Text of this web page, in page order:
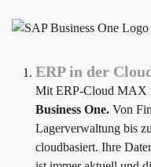
ERP in der
Mit ERP-Cloud MAX
Business One. Von
Lagerverwaltung bis
cloudbasiert. Ihre